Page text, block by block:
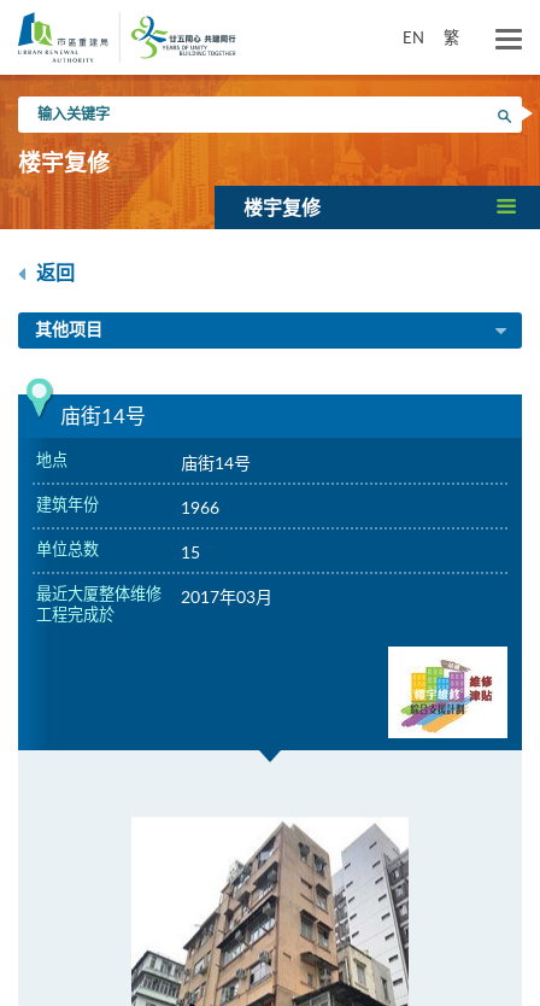
内
EN 繁
入
关
键
搜寻
楼宇复修
楼宇复修
返回
其他项目
庙街14号
地点 庙街14号
建筑年份 1966
单位总数 15
最近大厦整体维修
工程完成於
2017年03月